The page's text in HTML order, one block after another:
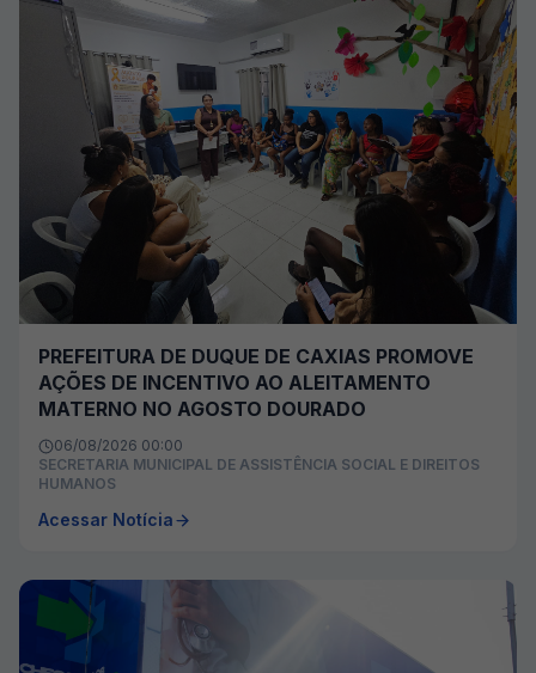
PREFEITURA DE DUQUE DE CAXIAS PROMOVE
AÇÕES DE INCENTIVO AO ALEITAMENTO
MATERNO NO AGOSTO DOURADO
06/08/2026 00:00
SECRETARIA MUNICIPAL DE ASSISTÊNCIA SOCIAL E DIREITOS
HUMANOS
Acessar Notícia